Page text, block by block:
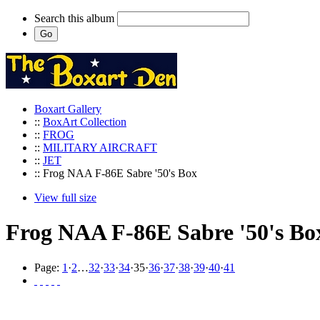
Search this album
Boxart Gallery
:: BoxArt Collection
:: FROG
:: MILITARY AIRCRAFT
:: JET
:: Frog NAA F-86E Sabre '50's Box
View full size
Frog NAA F-86E Sabre '50's
Page: 1 ·2…32·33·34·35·36·37·38·39·40·41